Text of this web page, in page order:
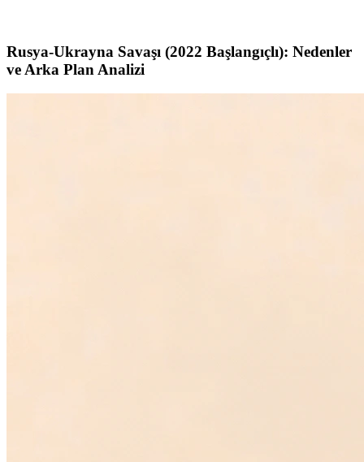
Rusya-Ukrayna Savaşı (2022 Başlangıçlı): Nedenler
ve Arka Plan Analizi